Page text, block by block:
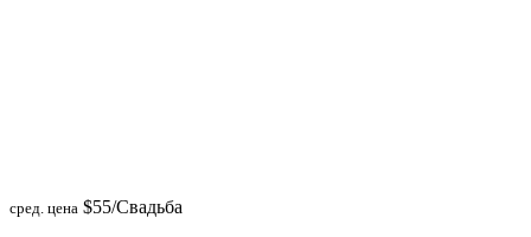
сред. цена $55/Свадьба